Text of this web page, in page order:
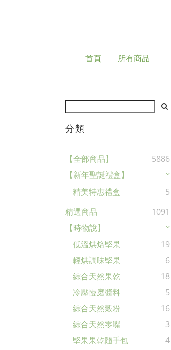
首頁 所有商品
分類
【全部商品】
5886
【新年聖誕禮盒】
精美特惠禮盒
5
精選商品
1091
【時物說】
低溫烘焙堅果
19
輕烘調味堅果
6
綜合天然果乾
18
冷壓慢磨醬料
5
綜合天然穀粉
16
綜合天然零嘴
3
堅果果乾隨手包
4